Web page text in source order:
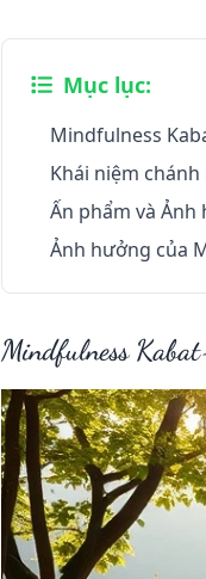
Mục lục:
Mindfulness
Khái niệm
Ấn phẩm và
Ảnh hưởng của
Mindfulness